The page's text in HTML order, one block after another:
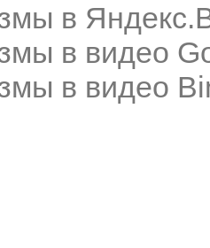
в
в видео
в видео